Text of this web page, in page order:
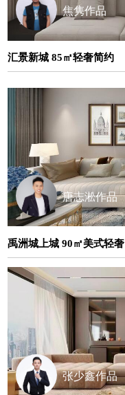
焦隽作品
汇景新城 85㎡轻奢简约
唐志淞作品
禹洲城上城 90㎡美式轻奢
张少鑫作品